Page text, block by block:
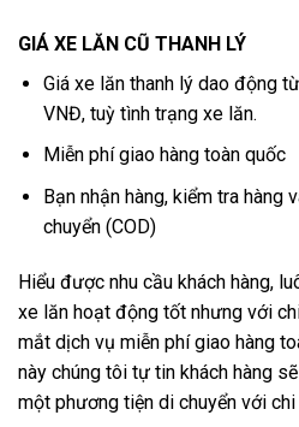
GIÁ XE LĂN CŨ THANH LÝ
Giá xe lăn thanh lý dao động
VNĐ, tuỳ tình trạng xe lăn.
Miễn phí giao hàng toàn quốc
Bạn nhận hàng, kiểm tra hàng
chuyển (COD)
Hiểu được nhu cầu khách hàng,
xe lăn hoạt động tốt nhưng với
mắt dịch vụ miễn phí giao hàng
này chúng tôi tự tin khách hàng
một phương tiện di chuyển với